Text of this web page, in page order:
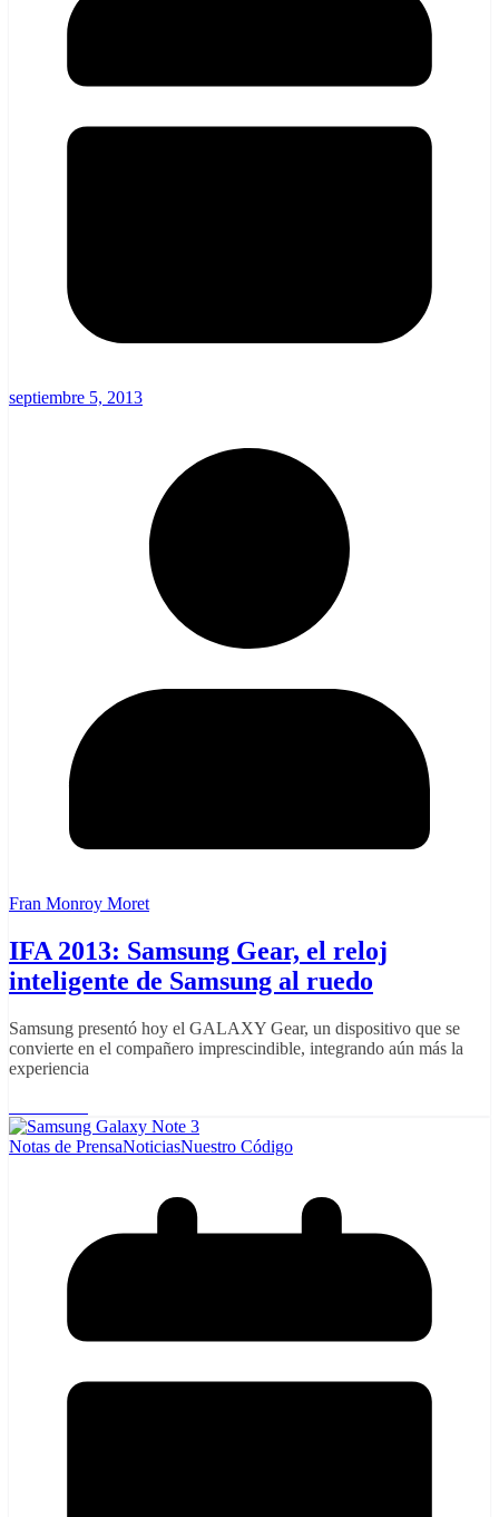
septiembre 5, 2013
Fran Monroy Moret
IFA 2013: Samsung Gear, el reloj
inteligente de Samsung al ruedo
Samsung presentó hoy el GALAXY Gear, un dispositivo que se
convierte en el compañero imprescindible, integrando aún más la
experiencia
Notas de PrensaNoticiasNuestro Código